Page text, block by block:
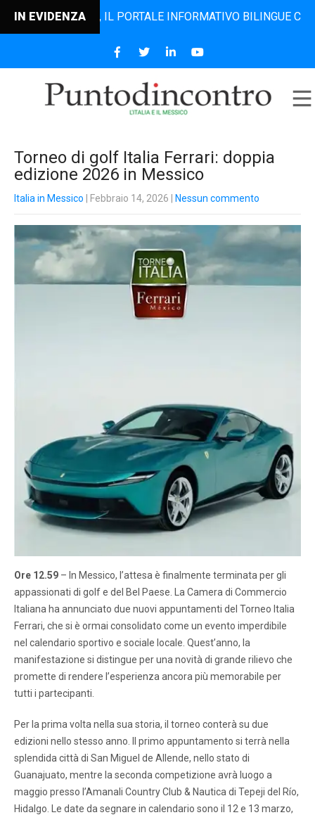
IN EVIDENZAIL PORTALE INFORMATIVO BILINGUE CHE
Torneo di golf Italia Ferrari: doppia
edizione 2026 in Messico
Italia in Messico | Febbraio 14, 2026 Nessun commento
Ore 12.59 – In Messico, l’attesa è finalmente terminata per gli
appassionati di golf e del Bel Paese. La Camera di Commercio
Italiana ha annunciato due nuovi appuntamenti del Torneo Italia
Ferrari, che si è ormai consolidato come un evento imperdibile
nel calendario sportivo e sociale locale. Quest’anno, la
manifestazione si distingue per una novità di grande rilievo che
promette di rendere l’esperienza ancora più memorabile per
tutti i partecipanti.
Per la prima volta nella sua storia, il torneo conterà su due
edizioni nello stesso anno. Il primo appuntamento si terrà nella
splendida città di San Miguel de Allende, nello stato di
Guanajuato, mentre la seconda competizione avrà luogo a
maggio presso l’Amanali Country Club & Nautica di Tepeji del Río,
Hidalgo. Le date da segnare in calendario sono il 12 e 13 marzo,